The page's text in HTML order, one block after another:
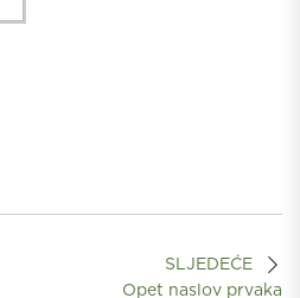
SLJEDEĆE
Opet naslov prvaka